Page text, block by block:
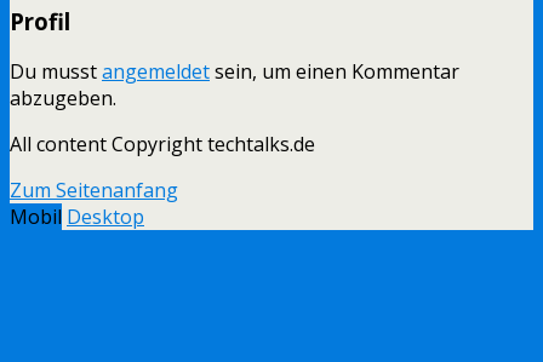
Profil
Du musstangemeldetsein, um einen Kommentar
abzugeben.
All content Copyright techtalks.de
Zum Seitenanfang
Mobil Desktop